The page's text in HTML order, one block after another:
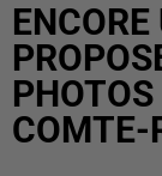
COMTE-